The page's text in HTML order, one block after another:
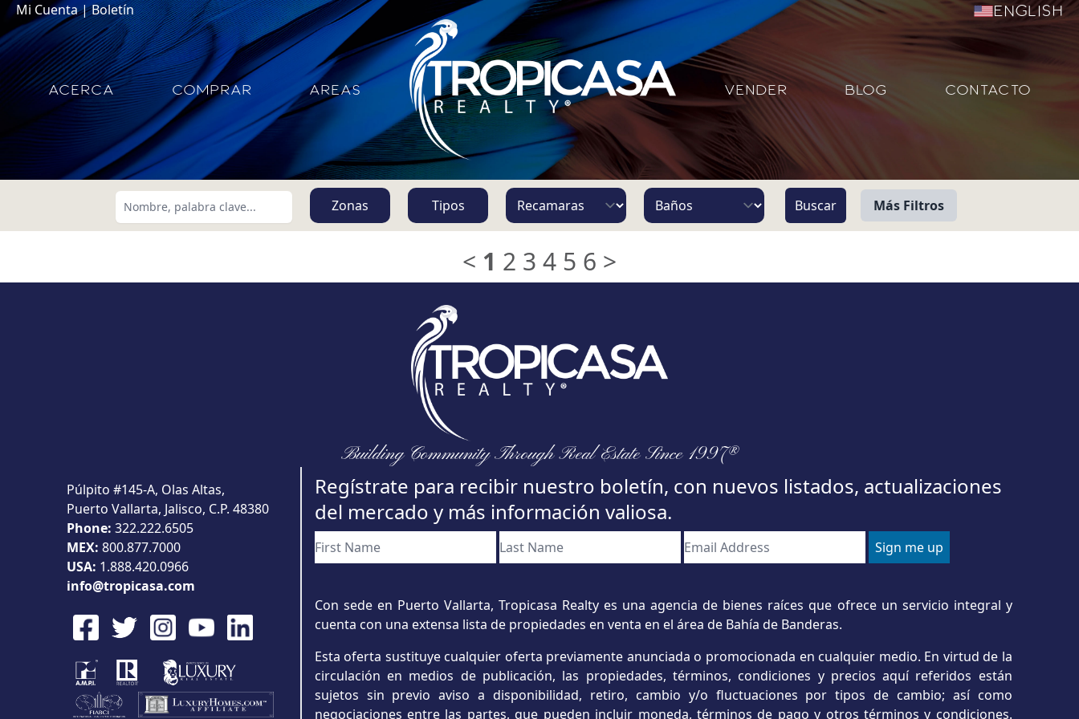
Mi Cuenta|Boletín English
ACERCA COMPRAR AREAS VENDER BLOG CONTACTO
Zonas Tipos Más Filtros
< 1 2 3 4 5 6 >
Building Community Through Real Estate Since 1997®
Púlpito #145-A, Olas Altas,
Puerto Vallarta, Jalisco, C.P. 48380
Phone:322.222.6505
MEX:800.877.7000
USA: 1.888.420.0966
info@tropicasa.com
Regístrate para recibir nuestro boletín, con nuevos listados, actualizaciones
del mercado y más información valiosa.
Con sede en Puerto Vallarta, Tropicasa Realty es una agencia de bienes raíces que ofrece un servicio integral y
cuenta con una extensa lista de propiedades en venta en el área de Bahía de Banderas.
Esta oferta sustituye cualquier oferta previamente anunciada o promocionada en cualquier medio. En virtud de la
circulación en medios de publicación, las propiedades, términos, condiciones y precios aquí referidos están
sujetos sin previo aviso a disponibilidad, retiro, cambio y/o fluctuaciones por tipos de cambio; así como
negociaciones entre las partes, que pueden incluir moneda, términos de pago y otros términos y condiciones.